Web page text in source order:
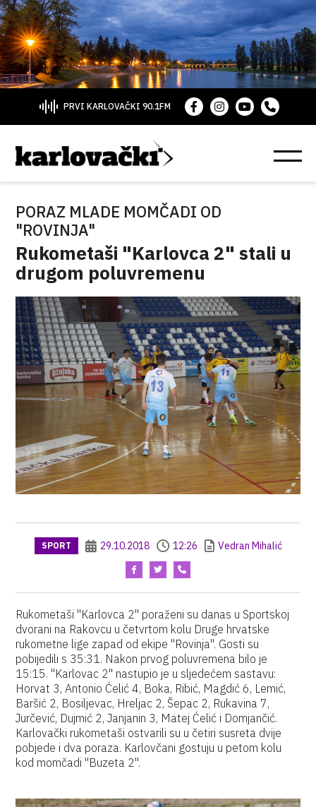
PRVI KARLOVAČKI 90.1FM
PORAZ MLADE MOMČADI OD
"ROVINJA"
Rukometaši "Karlovca 2" stali u
drugom poluvremenu
SPORT 29.10.2018 12:26 Vedran Mihalić
Rukometaši "Karlovca 2" poraženi su danas u Sportskoj
dvorani na Rakovcu u četvrtom kolu Druge hrvatske
rukometne lige zapad od ekipe "Rovinja". Gosti su
pobijedili s 35:31. Nakon prvog poluvremena bilo je
15:15. "Karlovac 2" nastupio je u sljedećem sastavu:
Horvat 3, Antonio Ćelić 4, Boka, Ribić, Magdić 6, Lemić,
Baršić 2, Bosiljevac, Hreljac 2, Šepac 2, Rukavina 7,
Jurčević, Dujmić 2, Janjanin 3, Matej Ćelić i Domjančić.
Karlovački rukometaši ostvarili su u četiri susreta dvije
pobjede i dva poraza. Karlovčani gostuju u petom kolu
kod momčadi "Buzeta 2".